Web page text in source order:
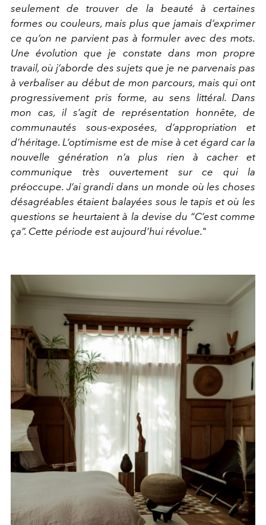
seulement de trouver de la beauté à certaines
formes ou couleurs, mais plus que jamais d’exprimer
ce qu’on ne parvient pas à formuler avec des mots.
Une évolution que je constate dans mon propre
travail, où j’aborde des sujets que je ne parvenais pas
à verbaliser au début de mon parcours, mais qui ont
progressivement pris forme, au sens littéral. Dans
mon cas, il s’agit de représentation honnête, de
communautés sous-exposées, d’appropriation et
d’héritage. L’optimisme est de mise à cet égard car la
nouvelle génération n’a plus rien à cacher et
communique très ouvertement sur ce qui la
préoccupe. J’ai grandi dans un monde où les choses
désagréables étaient balayées sous le tapis et où les
questions se heurtaient à la devise du “C’est comme
ça”. Cette période est aujourd’hui révolue."